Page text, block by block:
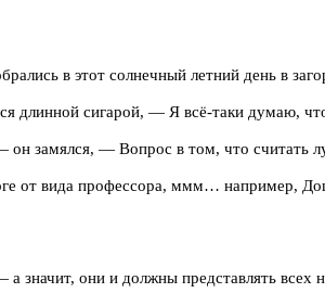
в этот солнечный летний день в
длинной сигарой, — Я всё-таки думаю,
замялся, — Вопрос в том, что считать
от вида профессора, ммм… например,
они и должны представлять всех